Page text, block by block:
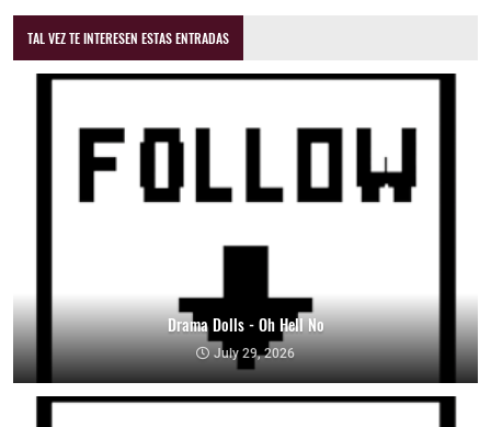
TAL VEZ TE INTERESEN ESTAS ENTRADAS
Drama Dolls - Oh Hell No
July 29, 2026